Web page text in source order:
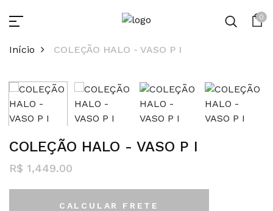
0
Início COLEÇÃO HALO - VASO P I
COLEÇÃO HALO - VASO P I
R$ 1,449.00
CALCULAR FRETE